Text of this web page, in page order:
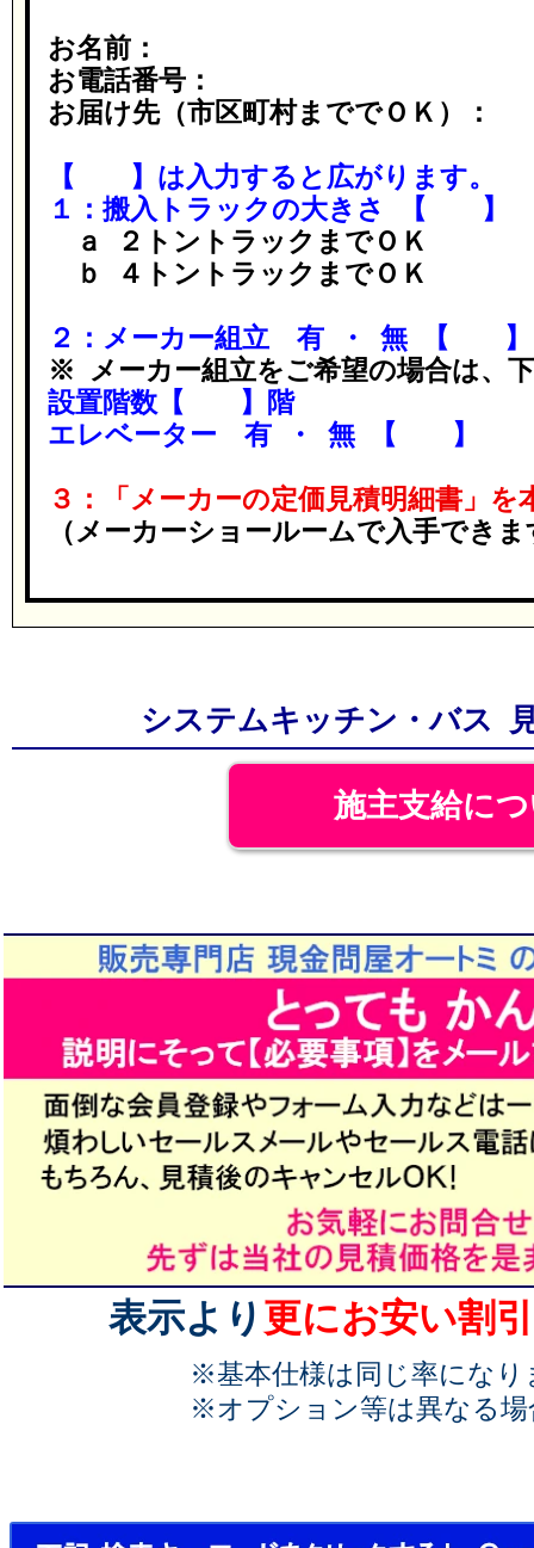
お名前：
お電話番号：
お届け先（市区町村まででＯＫ）：
【 】は入力すると広がります。
１：搬入トラックの大きさ 【 】
ａ ２トントラックまでＯＫ
ｂ ４トントラックまでＯＫ
２：メーカー組立 有 ・ 無 【 】
※ メーカー組立をご希望の場合は、
設置階数【 】階
エレベーター 有 ・ 無 【 】
３：「メーカーの定価見積明細書」
（メーカーショールームで入手できま
システムキッチン・バス
施主支給に
表示より 更にお安い割
※基本仕様は同じ率になり
※オプション等は異なる